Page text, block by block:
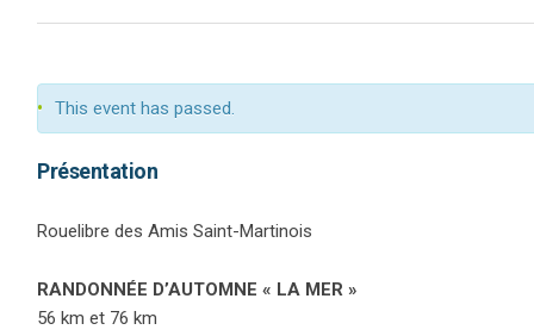
This event has passed.
Présentation
Rouelibre des Amis Saint-Martinois
RANDONNÉE D’AUTOMNE « LA MER »
56 km et 76 km